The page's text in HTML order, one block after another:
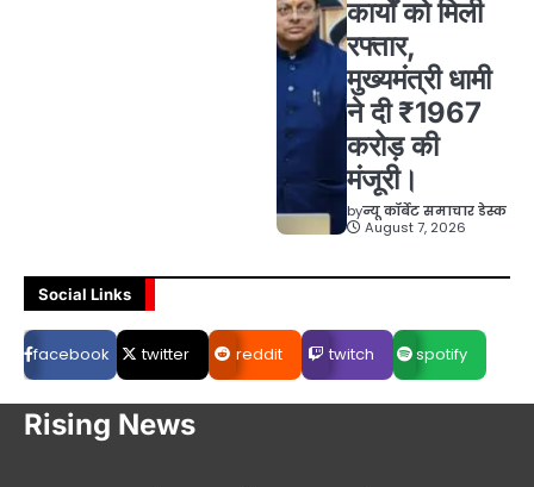
कार्यों को मिली
रफ्तार,
मुख्यमंत्री धामी
ने दी ₹1967
करोड़ की
मंजूरी।
byन्यू कॉर्बेट समाचार डेस्क
August 7, 2026
Social Links
facebook twitter reddit twitch spotify
Rising News